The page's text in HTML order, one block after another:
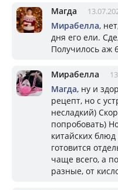
Магда
Мирабелла,
дня его ели.
Получилось аж
Мирабелла
Магда, ну и
рецепт, но с
несладкий)
попробовать)
китайских
готовится
чаще всего, а
разные, от